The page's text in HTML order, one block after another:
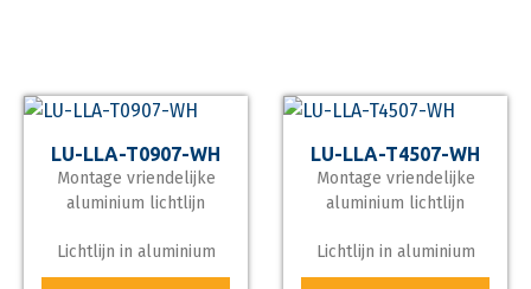
LU-LLA-T0907-WH
Montage vriendelijke
aluminium lichtlijn
Lichtlijn in aluminium
materiaal, deze heeft
LU-LLA-T4507-WH
Montage vriendelijke
aluminium lichtlijn
Lichtlijn in aluminium
materiaal, deze heeft